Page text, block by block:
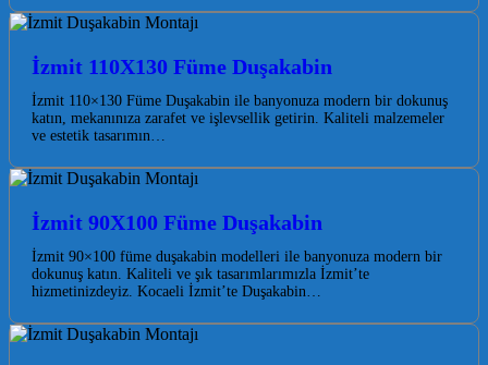
İzmit 110X130 Füme Duşakabin
İzmit 110×130 Füme Duşakabin ile banyonuza modern bir dokunuş
katın, mekanınıza zarafet ve işlevsellik getirin. Kaliteli malzemeler
ve estetik tasarımın…
İzmit 90X100 Füme Duşakabin
İzmit 90×100 füme duşakabin modelleri ile banyonuza modern bir
dokunuş katın. Kaliteli ve şık tasarımlarımızla İzmit’te
hizmetinizdeyiz. Kocaeli İzmit’te Duşakabin…